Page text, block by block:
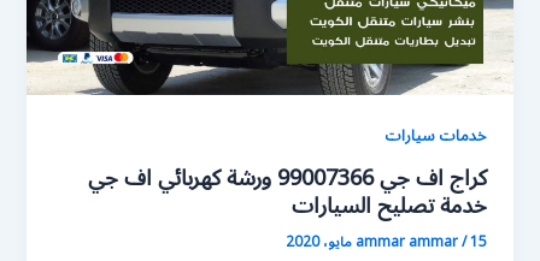
خدمات سيارات
كراج اف جي 99007366 ورشة كهربائي اف جي
خدمة تصليح السيارات
ammar ammar/15 مايو، 2020